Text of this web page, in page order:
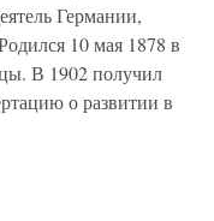
Германии,
10 мая 1878 в
В 1902 получил
о развитии в